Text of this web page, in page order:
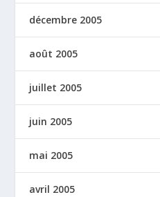
décembre 2005
août 2005
juillet 2005
juin 2005
mai 2005
avril 2005